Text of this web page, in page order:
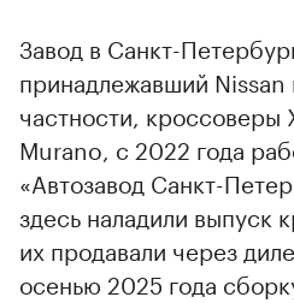
Завод в Санкт-
принадлежавший
частности, кроссоверы
Murano, с 2022 года
«Автозавод Санкт-
здесь наладили выпуск
их продавали через
осенью 2025 года